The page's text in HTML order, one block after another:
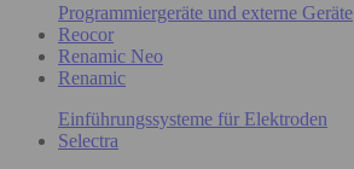
Programmiergeräte und externe Geräte
Reocor
Renamic Neo
Renamic
Einführungssysteme für Elektroden
Selectra